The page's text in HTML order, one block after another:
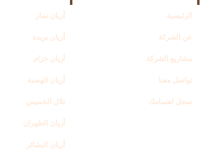
الرئيسية
عن الشركة
مشاريع الشركة
تواصل معنا
سجل اهتمامك
أزيان نمار
أزيان بريدة
أزيان خزام
أزيان الهضبة
تلال الخميس
أزيان الظهران
أزيان البشائر